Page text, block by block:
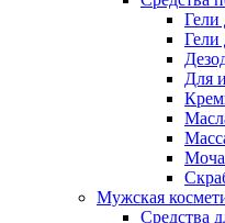
Гели
Гели
Для
Мужская
Средства